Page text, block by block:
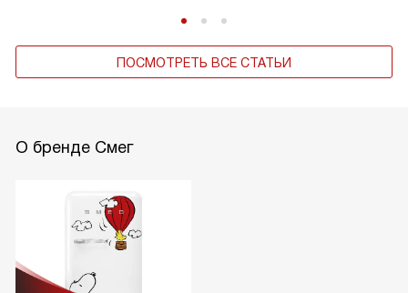
ПОСМОТРЕТЬ ВСЕ СТАТЬИ
О бренде Смег